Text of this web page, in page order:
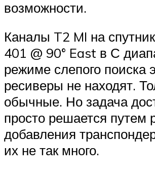
возможности.
Каналы T2 MI на
401 @ 90° East в С
режиме слепого поиска
ресиверы не находят.
обычные. Но задача
просто решается путем
добавления
их не так много.